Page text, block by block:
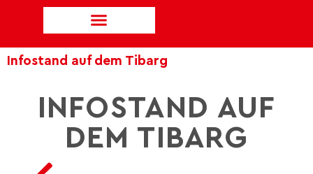
Infostand auf dem Tibarg
INFOSTAND AUF
DEM TIBARG